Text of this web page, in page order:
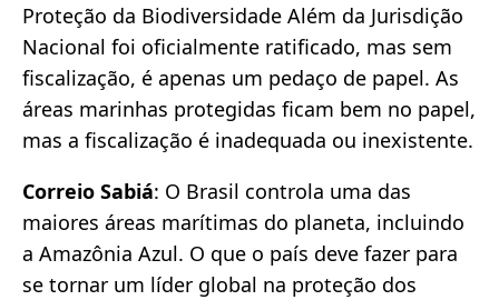
Proteção da Biodiversidade Além da Jurisdição
Nacional foi oficialmente ratificado, mas sem
fiscalização, é apenas um pedaço de papel. As
áreas marinhas protegidas ficam bem no papel,
mas a fiscalização é inadequada ou inexistente.
Correio Sabiá: O Brasil controla uma das
maiores áreas marítimas do planeta, incluindo
a Amazônia Azul. O que o país deve fazer para
se tornar um líder global na proteção dos